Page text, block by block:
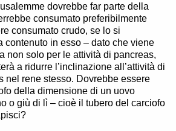
dovrebbe far parte della
consumato preferibilmente
consumato crudo, se lo si
contenuto in esso – dato che viene
non solo per le attività di pancreas,
a ridurre l’inclinazione all’attività di
nel rene stesso. Dovrebbe essere
della dimensione di un uovo
o giù di lì – cioè il tubero del carciofo